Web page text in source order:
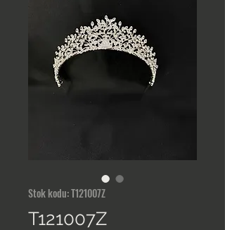
Stok kodu: T121007Z
T121007Z